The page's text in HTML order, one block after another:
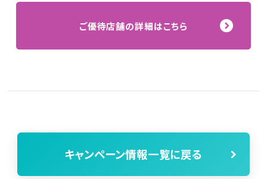
ご優待店舗の詳細はこちら
キャンペーン情報一覧に戻る